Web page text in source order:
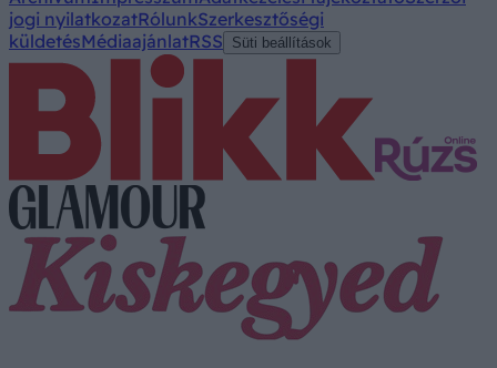
jogi nyilatkozatRólunkSzerkesztőségi
küldetésMédiaajánlatRSS Süti beállítások